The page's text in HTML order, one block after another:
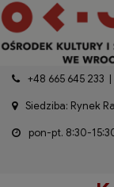
treści
Skip
to
content
+48 665 645 233
Siedziba: Rynek
pon-pt. 8:30-